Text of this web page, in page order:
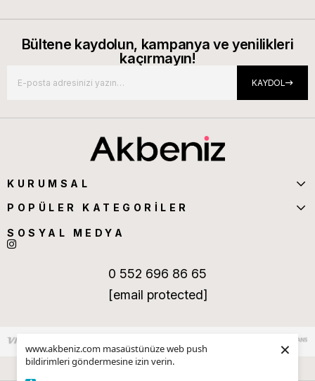
www.akbeniz.com masaüstünüze web push
bildirimleri göndermesine izin verin.
×
Bültene kaydolun, kampanya ve yenilikleri
kaçırmayın!
KAYDOL
KURUMSAL
POPÜLER KATEGORİLER
SOSYAL MEDYA
0 552 696 86 65
[email protected]